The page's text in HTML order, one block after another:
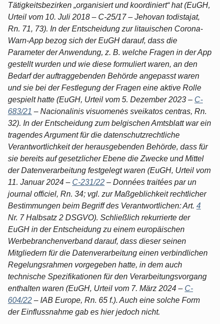
Tätigkeitsbezirken „organisiert und koordiniert“ hat (EuGH,
Urteil vom 10. Juli 2018 – C-25/​17 – Jehovan todistajat,
Rn. 71, 73). In der Entscheidung zur litauischen Corona-
Warn-App bezog sich der EuGH darauf, dass die
Parameter der Anwendung, z. B. welche Fragen in der App
gestellt wurden und wie diese formuliert waren, an den
Bedarf der auftraggebenden Behörde angepasst waren
und sie bei der Festlegung der Fragen eine aktive Rolle
gespielt hatte (EuGH, Urteil vom 5. Dezember 2023 – C-
683/21 – Nacionalinis visuomenės sveikatos centras, Rn.
32). In der Entscheidung zum belgischen Amtsblatt war ein
tragendes Argument für die datenschutzrechtliche
Verantwortlichkeit der herausgebenden Behörde, dass für
sie bereits auf gesetzlicher Ebene die Zwecke und Mittel
der Datenverarbeitung festgelegt waren (EuGH, Urteil vom
11. Januar 2024 – C-231/22 – Données traitées par un
journal officiel, Rn. 34; vgl. zur Maßgeblichkeit rechtlicher
Bestimmungen beim Begriff des Verantwortlichen: Art. 4
Nr. 7 Halbsatz 2 DSGVO). Schließlich rekurrierte der
EuGH in der Entscheidung zu einem europäischen
Werbebranchenverband darauf, dass dieser seinen
Mitgliedern für die Datenverarbeitung einen verbindlichen
Regelungsrahmen vorgegeben hatte, in dem auch
technische Spezifikationen für den Verarbeitungsvorgang
enthalten waren (EuGH, Urteil vom 7. März 2024 – C-
604/22 – IAB Europe, Rn. 65 f.). Auch eine solche Form
der Einflussnahme gab es hier jedoch nicht.